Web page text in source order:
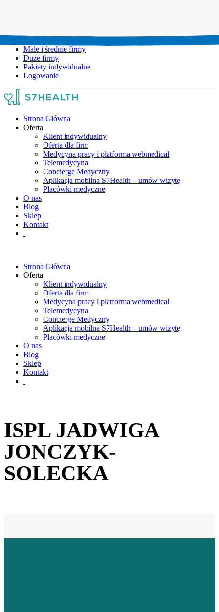
Małe i średnie firmy
Duże firmy
Pakiety indywidualne
Logowanie
Strona Główna
Oferta
Klient indywidualny
Oferta dla firm
Medycyna pracy i platforma webmedical
Telemedycyna
Concierge Medyczny
Aplikacja mobilna S7Health – umów wizytę
Placówki medyczne
O nas
Blog
Sklep
Kontakt
Strona Główna
Oferta
Klient indywidualny
Oferta dla firm
Medycyna pracy i platforma webmedical
Telemedycyna
Concierge Medyczny
Aplikacja mobilna S7Health – umów wizytę
Placówki medyczne
O nas
Blog
Sklep
Kontakt
ISPL JADWIGA
JONCZYK-
SOLECKA